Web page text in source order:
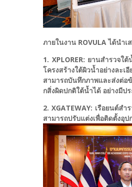
ภายในงาน ROVULA ได้นำ
1. XPLORER: ยานสำรวจ
โครงสร้างใต้ผิวน้ำอย่างล
สามารถบันทึกภาพและส่งต่อ
กสิ่งผิดปกติใต้น้ำได้ อย่างมีป
2. XGATEWAY: เรือยนต์
สามารถปรับแต่งเพื่อติดตั้งอุ